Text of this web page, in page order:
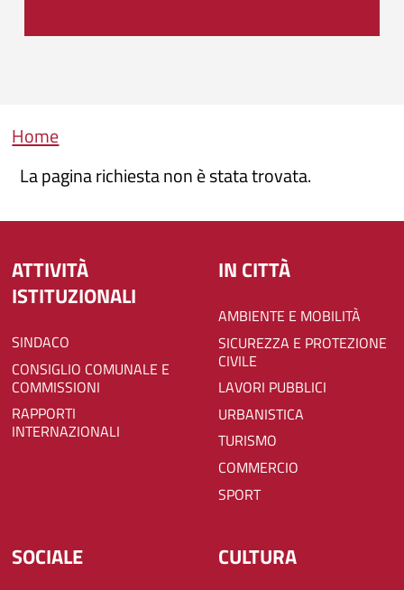
Briciole di pane
Home
La pagina richiesta non è stata trovata.
ATTIVITÀ
ISTITUZIONALI
SINDACO
CONSIGLIO COMUNALE E
COMMISSIONI
RAPPORTI
INTERNAZIONALI
IN CITTÀ
AMBIENTE E MOBILITÀ
SICUREZZA E PROTEZIONE
CIVILE
LAVORI PUBBLICI
URBANISTICA
TURISMO
COMMERCIO
SPORT
SOCIALE CULTURA